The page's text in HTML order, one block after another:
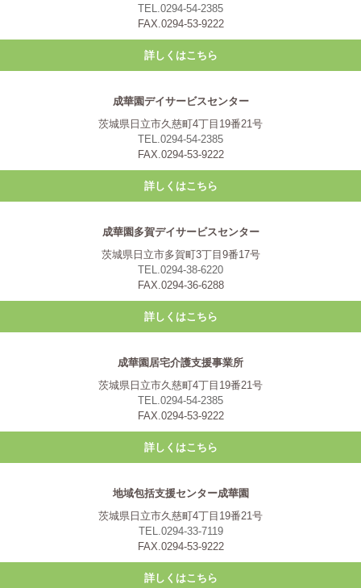
TEL.0294-54-2385
FAX.0294-53-9222
詳しくはこちら
成華園デイサービスセンター
茨城県日立市久慈町4丁目19番21号
TEL.0294-54-2385
FAX.0294-53-9222
詳しくはこちら
成華園多賀デイサービスセンター
茨城県日立市多賀町3丁目9番17号
TEL.0294-38-6220
FAX.0294-36-6288
詳しくはこちら
成華園居宅介護支援事業所
茨城県日立市久慈町4丁目19番21号
TEL.0294-54-2385
FAX.0294-53-9222
詳しくはこちら
地域包括支援センター成華園
茨城県日立市久慈町4丁目19番21号
TEL.0294-33-7119
FAX.0294-53-9222
詳しくはこちら